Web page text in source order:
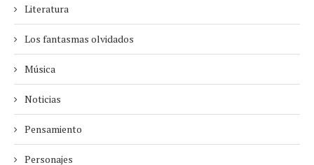
Literatura
Los fantasmas olvidados
Música
Noticias
Pensamiento
Personajes